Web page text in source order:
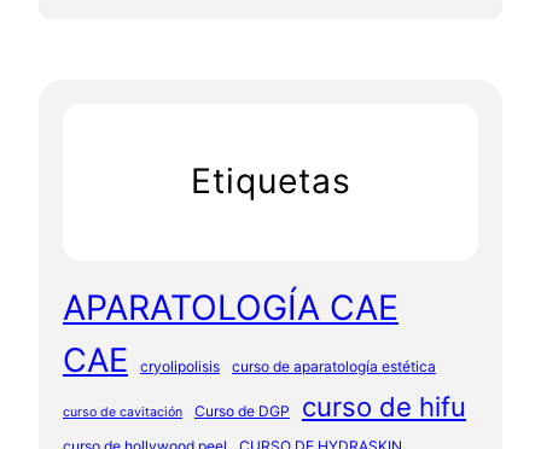
Etiquetas
APARATOLOGÍA CAE
CAE cryolipolisis curso de aparatología estética
curso de cavitación Curso de DGP curso de hifu